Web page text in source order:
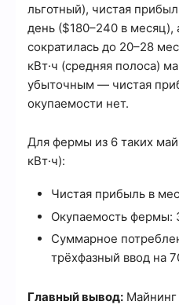
льготный), чистая
день ($180–240 в месяц),
сократилась до 20–28
кВт·ч (средняя полоса)
убыточным — чистая
окупаемости нет.
Для фермы из 6 таких
кВт·ч):
Чистая прибыль в
Окупаемость фермы:
Суммарное
трёхфазный ввод на
Главный вывод: Майнинг